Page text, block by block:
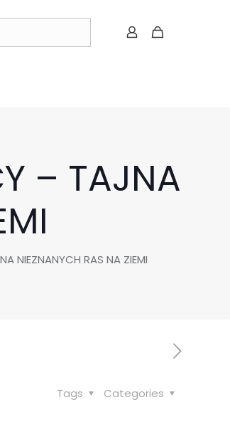
– TAJNA
NIEZNANYCH RAS NA ZIEMI
Categories
Tags